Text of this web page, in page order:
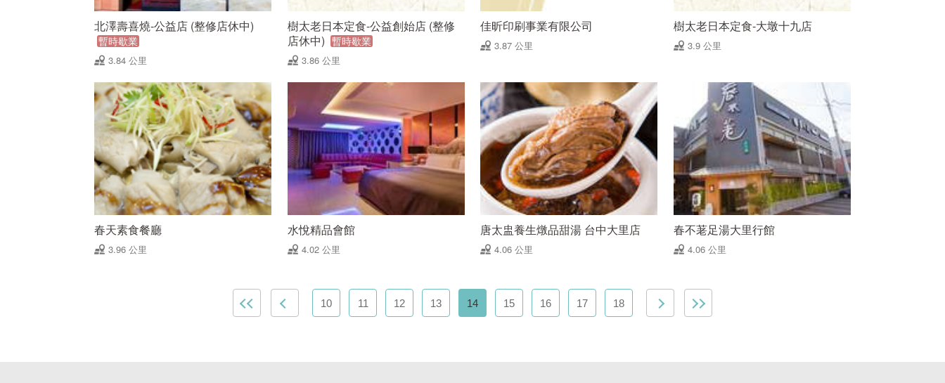
北澤壽喜燒-公益店 (整修店休中)
暫時歇業
3.84 公里
樹太老日本定食-公益創始店 (整修
店休中) 暫時歇業
3.86 公里
佳昕印刷事業有限公司
3.87 公里
樹太老日本定食-大墩十九店
3.9 公里
春天素食餐廳
3.96 公里
水悅精品會館
4.02 公里
唐太盅養生燉品甜湯 台中大里店
4.06 公里
春不荖足湯大里行館
4.06 公里
10 11 12 13 14 15 16 17 18